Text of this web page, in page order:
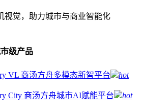
视觉，助力城市与商业智能化
级产品
VL 商汤方舟多模态新智平台 hot
City 商汤方舟城市AI赋能平台 hot